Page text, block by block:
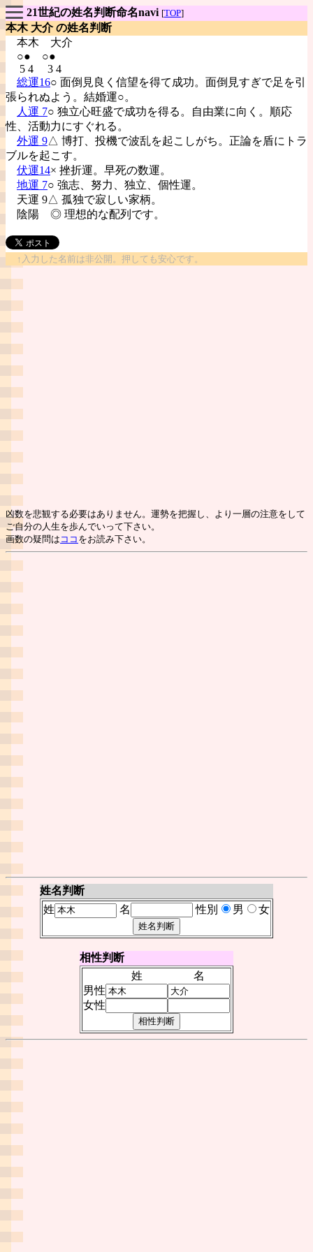
21世紀の姓名判断命名navi [TOP]
本木 大介 の姓名判断
本木 大介
○● ○●
5 4 3 4
総運16○ 面倒見良く信望を得て成功。面倒見すぎで足を引
張られぬよう。結婚運○。
人運 7○ 独立心旺盛で成功を得る。自由業に向く。順応
性、活動力にすぐれる。
外運 9△ 博打、投機で波乱を起こしがち。正論を盾にトラ
ブルを起こす。
伏運14× 挫折運。早死の数運。
地運 7○ 強志、努力、独立、個性運。
天運 9△ 孤独で寂しい家柄。
陰陽 ◎ 理想的な配列です。
↑入力した名前は非公開。押しても安心です。
凶数を悲観する必要はありません。運勢を把握し、より一層の注意をして
ご自分の人生を歩んでいって下さい。
画数の疑問は ココ をお読み下さい。
姓名判断
姓
名 性別 男 女
相性判断
姓
名
男性
女性